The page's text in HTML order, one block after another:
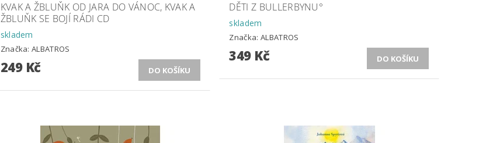
KVAK A ŽBLUŇK OD JARA DO VÁNOC, KVAK A
ŽBLUŇK SE BOJÍ RÁDI CD
skladem
Značka:ALBATROS
249 Kč
DĚTI Z BULLERBYNU°
skladem
Značka: ALBATROS
349 Kč